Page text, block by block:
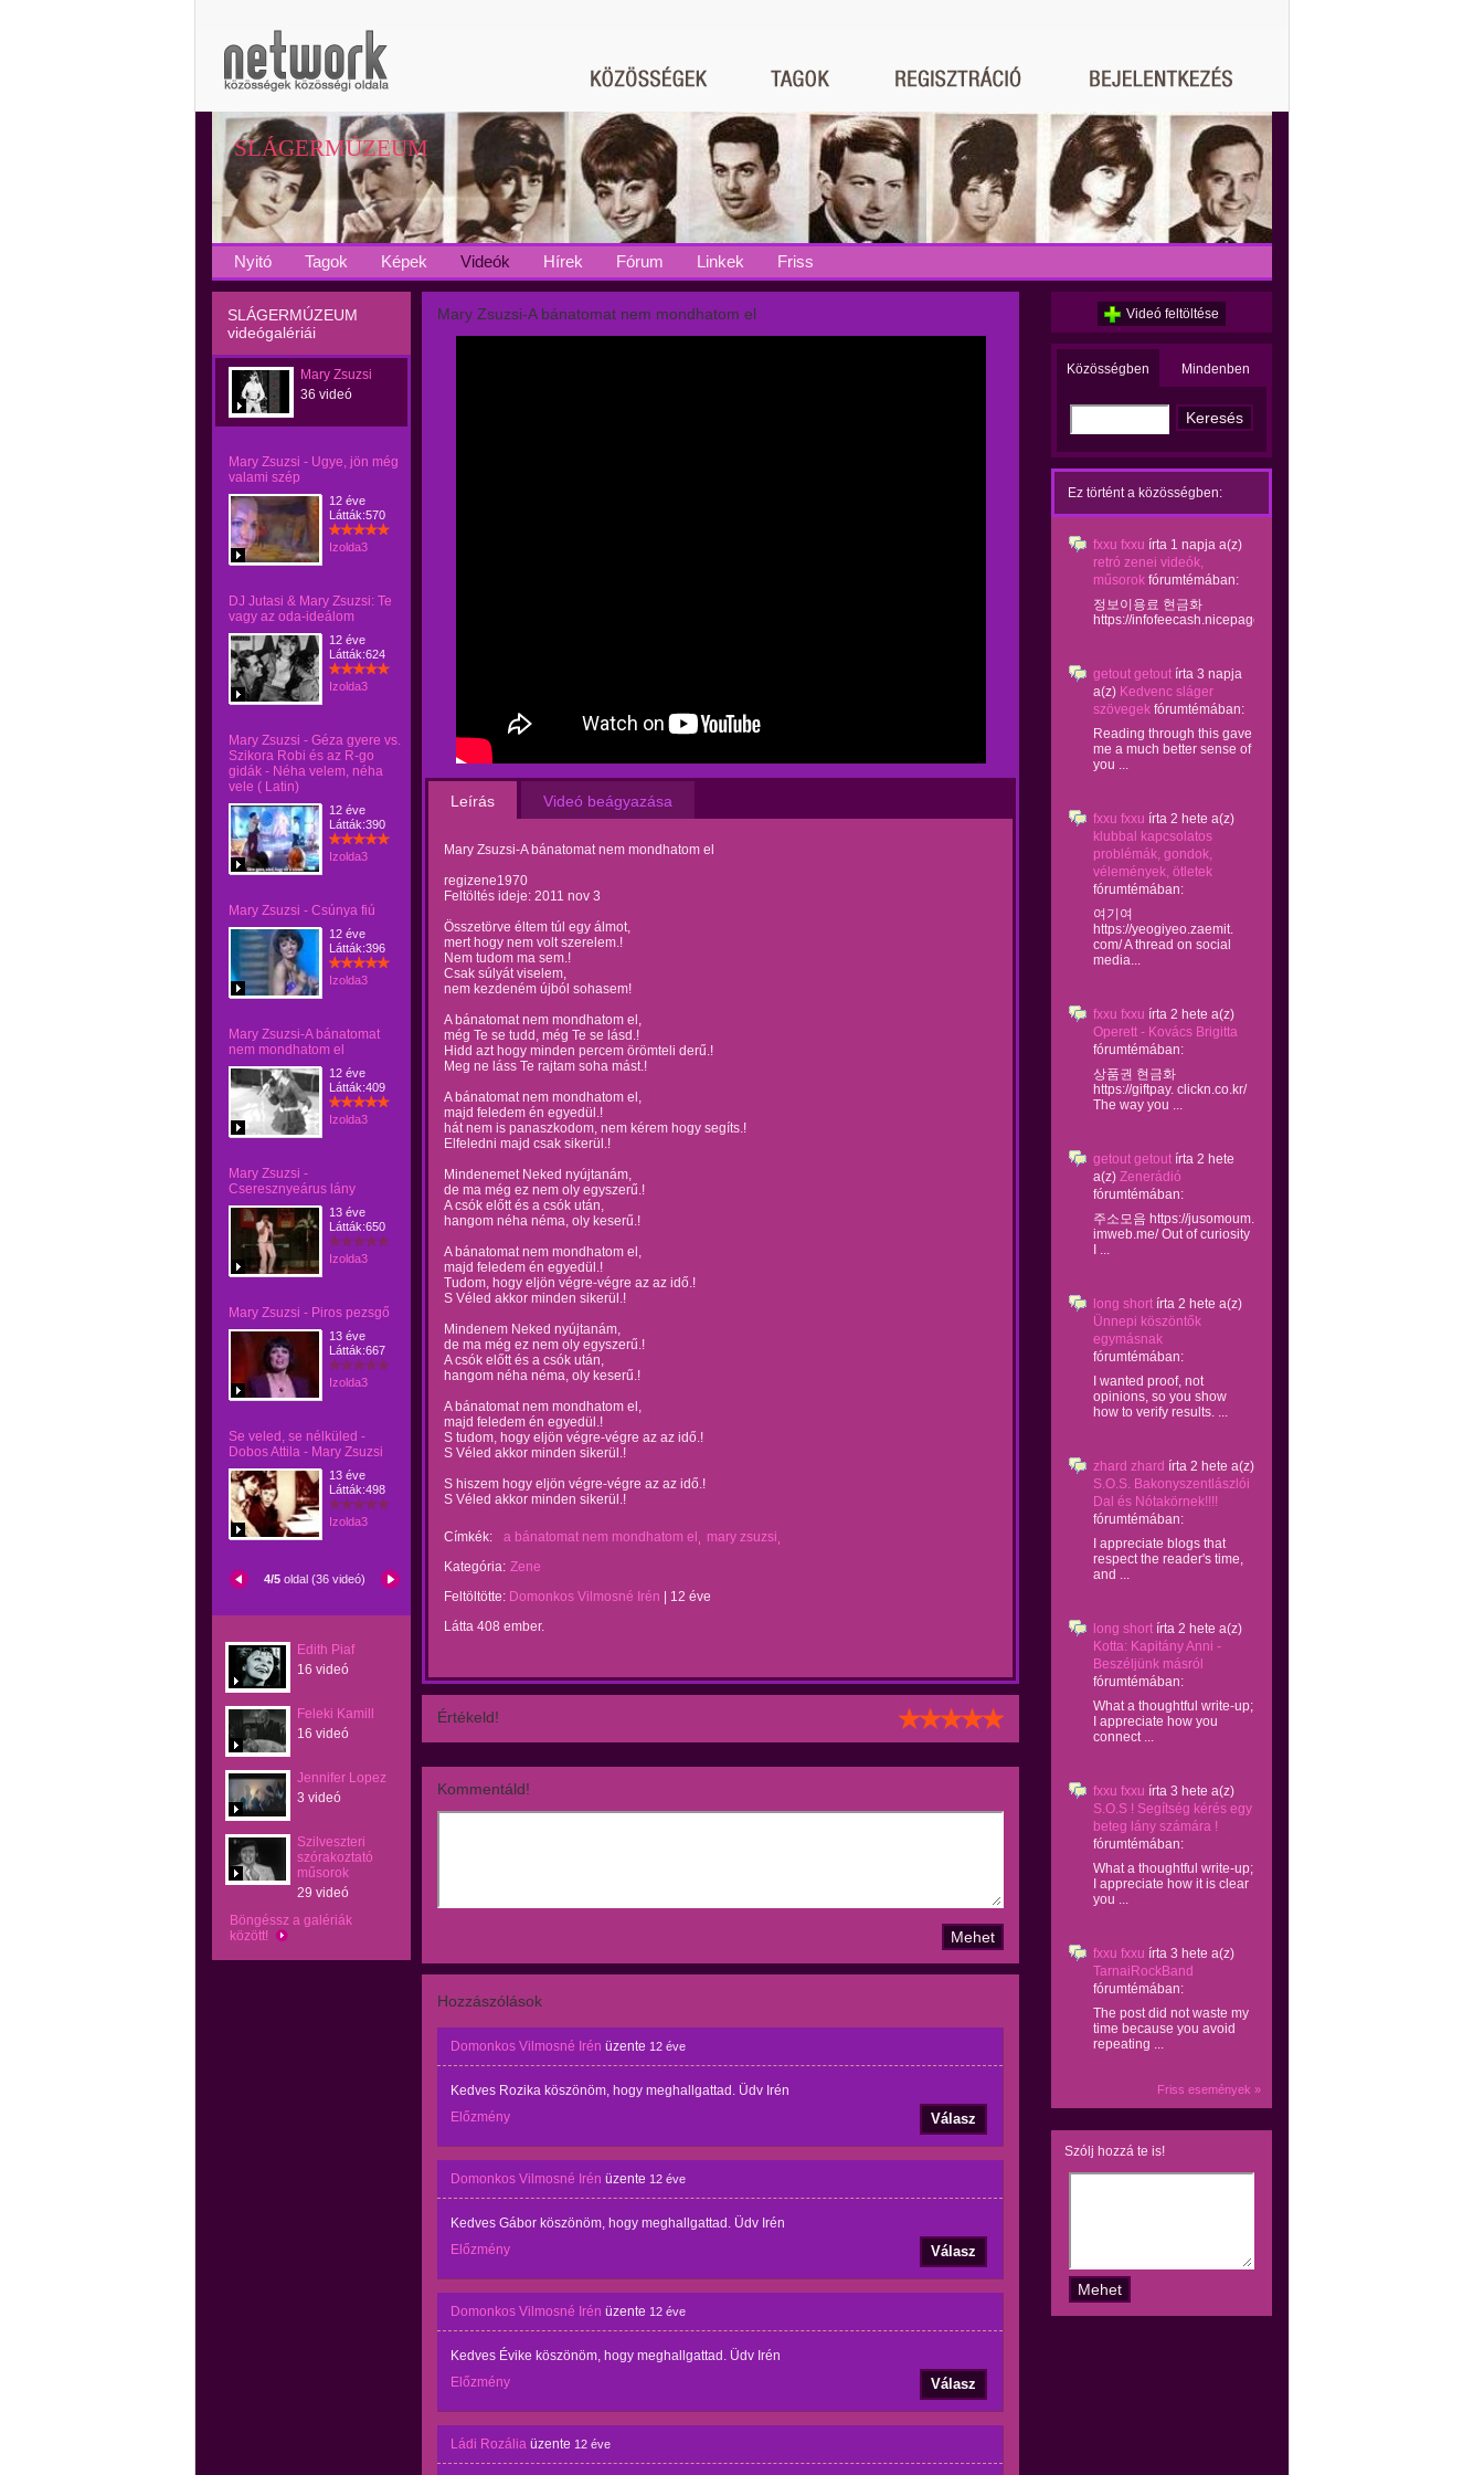
SLÁGERMÚZEUM
Nyitó Tagok Képek Videók Hírek Fórum Linkek Friss
SLÁGERMÚZEUM
videógalériái
Mary Zsuzsi
36 videó
Mary Zsuzsi - Ugye, jön még
valami szép
12 éve
Látták:570
Izolda3
DJ Jutasi & Mary Zsuzsi: Te
vagy az oda-ideálom
12 éve
Látták:624
Izolda3
Mary Zsuzsi - Géza gyere vs.
Szikora Robi és az R-go
gidák - Néha velem, néha
vele ( Latin)
12 éve
Látták:390
Izolda3
Mary Zsuzsi - Csúnya fiú
12 éve
Látták:396
Izolda3
Mary Zsuzsi-A bánatomat
nem mondhatom el
12 éve
Látták:409
Izolda3
Mary Zsuzsi -
Cseresznyeárus lány
13 éve
Látták:650
Izolda3
Mary Zsuzsi - Piros pezsgő
13 éve
Látták:667
Izolda3
Se veled, se nélküled -
Dobos Attila - Mary Zsuzsi
13 éve
Látták:498
Izolda3
4/5 oldal (36 videó)
Edith Piaf
16 videó
Feleki Kamill
16 videó
Jennifer Lopez
3 videó
Szilveszteri
szórakoztató
műsorok
29 videó
Böngéssz a galériák
között!
Mary Zsuzsi-A bánatomat nem mondhatom el
Leírás Videó beágyazása
Mary Zsuzsi-A bánatomat nem mondhatom el
regizene1970
Feltöltés ideje: 2011 nov 3
Összetörve éltem túl egy álmot,
mert hogy nem volt szerelem.!
Nem tudom ma sem.!
Csak súlyát viselem,
nem kezdeném újból sohasem!
A bánatomat nem mondhatom el,
még Te se tudd, még Te se lásd.!
Hidd azt hogy minden percem örömteli derű.!
Meg ne láss Te rajtam soha mást.!
A bánatomat nem mondhatom el,
majd feledem én egyedül.!
hát nem is panaszkodom, nem kérem hogy segíts.!
Elfeledni majd csak sikerül.!
Mindenemet Neked nyújtanám,
de ma még ez nem oly egyszerű.!
A csók előtt és a csók után,
hangom néha néma, oly keserű.!
A bánatomat nem mondhatom el,
majd feledem én egyedül.!
Tudom, hogy eljön végre-végre az az idő.!
S Véled akkor minden sikerül.!
Mindenem Neked nyújtanám,
de ma még ez nem oly egyszerű.!
A csók előtt és a csók után,
hangom néha néma, oly keserű.!
A bánatomat nem mondhatom el,
majd feledem én egyedül.!
S tudom, hogy eljön végre-végre az az idő.!
S Véled akkor minden sikerül.!
S hiszem hogy eljön végre-végre az az idő.!
S Véled akkor minden sikerül.!
Címkék: a bánatomat nem mondhatom el
mary zsuzsi
Kategória: Zene
Feltöltötte: Domonkos Vilmosné Irén
12 éve
Látta 408 ember.
Értékeld!
Kommentáld!
Hozzászólások
Domonkos Vilmosné Irén üzente 12 éve
Kedves Rozika köszönöm, hogy meghallgattad. Üdv Irén
Előzmény
Válasz
Domonkos Vilmosné Irén üzente 12 éve
Kedves Gábor köszönöm, hogy meghallgattad. Üdv Irén
Előzmény
Válasz
Domonkos Vilmosné Irén üzente 12 éve
Kedves Évike köszönöm, hogy meghallgattad. Üdv Irén
Előzmény
Válasz
Ládi Rozália üzente 12 éve
Videó feltöltése
Közösségben Mindenben
Ez történt a közösségben:
fxxu fxxu írta 1 napja a(z)
retró zenei videók,
műsorok fórumtémában:
정보이용료 현금화
https://infofeecash.nicepage...
getout getout írta 3 napja
a(z) Kedvenc sláger
szövegek fórumtémában:
Reading through this gave
me a much better sense of
you ...
fxxu fxxu írta 2 hete a(z)
klubbal kapcsolatos
problémák, gondok,
vélemények, ötletek
fórumtémában:
여기여
https://yeogiyeo.zaemit.
com/ A thread on social
media...
fxxu fxxu írta 2 hete a(z)
Operett - Kovács Brigitta
fórumtémában:
상품권 현금화
https://giftpay. clickn.co.kr/
The way you ...
getout getout írta 2 hete
a(z) Zenerádió
fórumtémában:
주소모음 https://jusomoum.
imweb.me/ Out of curiosity
I ...
long short írta 2 hete a(z)
Ünnepi köszöntők
egymásnak
fórumtémában:
I wanted proof, not
opinions, so you show
how to verify results. ...
zhard zhard írta 2 hete a(z)
S.O.S. Bakonyszentlászlói
Dal és Nótakörnek!!!!
fórumtémában:
I appreciate blogs that
respect the reader's time,
and ...
long short írta 2 hete a(z)
Kotta: Kapitány Anni -
Beszéljünk másról
fórumtémában:
What a thoughtful write-up;
I appreciate how you
connect ...
fxxu fxxu írta 3 hete a(z)
S.O.S ! Segítség kérés egy
beteg lány számára !
fórumtémában:
What a thoughtful write-up;
I appreciate how it is clear
you ...
fxxu fxxu írta 3 hete a(z)
TarnaiRockBand
fórumtémában:
The post did not waste my
time because you avoid
repeating ...
Friss események »
Szólj hozzá te is!